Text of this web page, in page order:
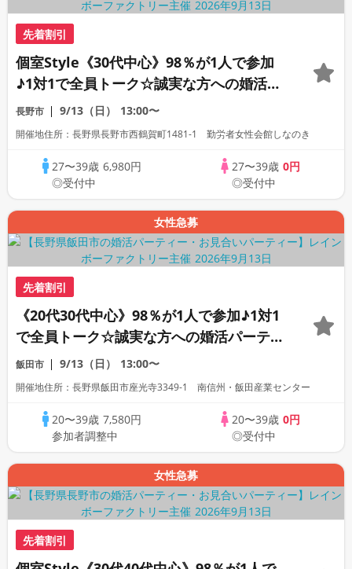
先着割引
個室Style《30代中心》98％が1人で参加
♪1対1で全員トーク☆誠実な方への婚活パ
ーティー
長野市 9/13（日） 13:00〜
開催地住所：長野県長野市西鶴賀町1481-1 勤労者女性会館しなのき
27〜39歳 6,980円
◎受付中
27〜39歳 0円
◎受付中
女性急募
先着割引
《20代30代中心》98％が1人で参加♪1対1
で全員トーク☆誠実な方への婚活パーティ
ー
飯田市 9/13（日） 13:00〜
開催地住所：長野県飯田市座光寺3349-1 南信州・飯田産業センター
20〜39歳 7,580円
参加者調整中
20〜39歳 0円
◎受付中
女性急募
先着割引